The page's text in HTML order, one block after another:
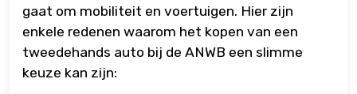
gaat om mobiliteit en voertuigen. Hier zijn
enkele redenen waarom het kopen van een
tweedehands auto bij de ANWB een slimme
keuze kan zijn: